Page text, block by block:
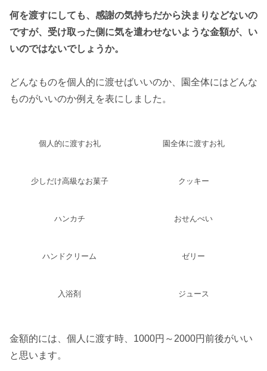
何を渡すにしても、感謝の気持ちだから決まりなどないの
ですが、受け取った側に気を遣わせないような金額が、い
いのではないでしょうか。
どんなものを個人的に渡せばいいのか、園全体にはどんな
ものがいいのか例えを表にしました。
個人的に渡すお礼 園全体に渡すお礼
少しだけ高級なお菓子 クッキー
ハンカチ おせんべい
ハンドクリーム ゼリー
入浴剤 ジュース
金額的には、個人に渡す時、1000円～2000円前後がいい
と思います。